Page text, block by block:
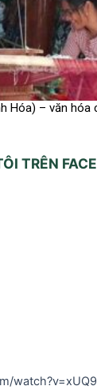
Hóa) – văn hóa
TRÊN